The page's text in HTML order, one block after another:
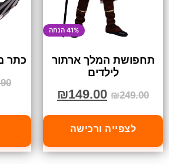
41% הנחה
תחפושת המלך ארתור
לילדים
₪249.00
₪149.00
לצפייה ורכישה
כתר